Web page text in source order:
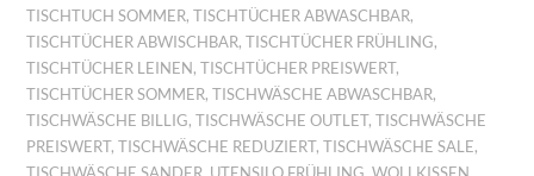
TISCHTUCH SOMMER,TISCHTÜCHER ABWASCHBAR,
TISCHTÜCHER ABWISCHBAR,TISCHTÜCHER FRÜHLING,
TISCHTÜCHER LEINEN ,TISCHTÜCHER PREISWERT,
TISCHTÜCHER SOMMER,TISCHWÄSCHE ABWASCHBAR,
TISCHWÄSCHE BILLIG,TISCHWÄSCHE OUTLET,TISCHWÄSCHE
PREISWERT,TISCHWÄSCHE REDUZIERT,TISCHWÄSCHE SALE,